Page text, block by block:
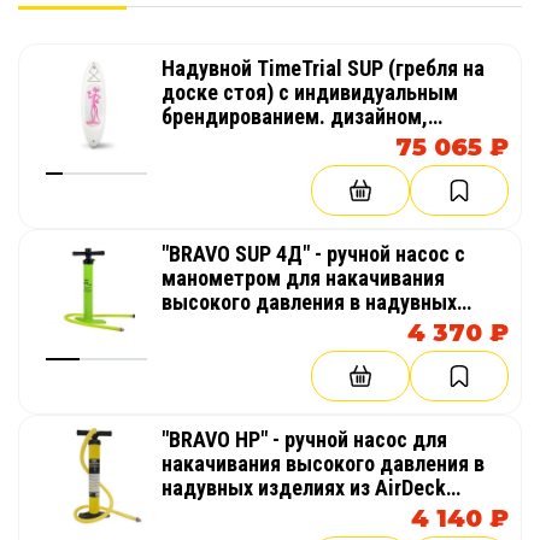
использовать как отдельный аттракцион на
Мобильность и компактность
Изделие быстро накачивается насосом
высокого давления и легко складывается. В
сдутом виде занимает минимум места и удобно
для выездного отдыха.
Долговечность и устойчивость к
внешней среде
Материал устойчив к ультрафиолету, влаге,
соленой воде и механическим повреждениям.
Срок службы изделий из аирдек может
превышать 10 лет при правильной
эксплуатации.
Надувной TimeTrial SUP (гребля на
доске стоя) с индивидуальным
брендированием. дизайном,
75 065 ₽
"BRAVO SUP 4Д" - ручной насос с
манометром для накачивания
высокого давления в надувных
изделиях из AirDeck (воздушная
палуба), SUP (гребля на доске стоя)
4 370 ₽
"BRAVO HP" - ручной насос для
накачивания высокого давления в
надувных изделиях из AirDeck
(воздушная палуба), SUP (доска для
4 140 ₽